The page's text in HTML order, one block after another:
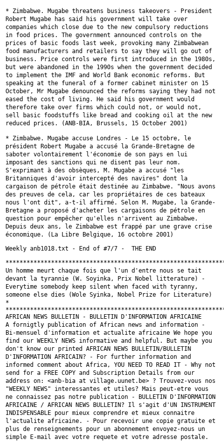
* Zimbabwe. Mugabe threatens business takeovers - President
Robert Mugabe
has said his government will take over
companies which close due to the new compulsory reductions
in food prices. The government announced controls on the
prices of basic foods last week, provoking many Zimbabwean
food manufacturers and retailers to say they will go out of
business. Price controls were first introduced in the 1980s,
but were abandoned in the 1990s when the government decided
to implement the IMF and World Bank economic reforms. But
speaking at the funeral of a former cabinet minister on 15
October, Mr Mugabe denounced the reforms saying they had not
eased the cost of living. He said his government would
therefore take over firms which could not, or would not,
sell basic foodstuffs like bread and cooking oil at the new
reduced prices. (ANB-BIA, Brussels, 15 October 2001)
* Zimbabwe. Mugabe accuse Londres - Le 15 octobre, le
président Robert Mugabe a accusé la Grande-Bretagne de
saboter volontairement l'économie de son pays en lui
imposant des sanctions qui ne disent pas leur nom.
S'exprimant à des obsèques, M. Mugabe a accusé "les
Britanniques d'avoir intercepté des navires" dont la
cargaison de pétrole était destinée au Zimbabwe. "Nous avons
des preuves de cela, car les propriétaires de ces
bateaux
nous l'ont dit", a-t-il affirmé. Selon M. Mugabe, la Grande-
Bretagne a proposé d'acheter les cargaisons de pétrole en
question pour empêcher qu'elles n'arrivent au Zimbabwe.
Depuis deux ans, le Zimbabwe est frappé par une grave crise
économique. (La Libre Belgique, 16 octobre 2001)
Weekly anb1018.txt - End of #7/7 -  THE END
Un homme meurt chaque fois que l'un d'entre nous se tait
devant la tyrannie
(W. Soyinka, Prix Nobel litterature) -
Everytime somebody keep silent when faced with tyranny,
someone else dies (Wole Syinka, Nobel Prize for Literature)
*
AFRICAN NEWS BULLETIN - BULLETIN D'INFORMATION AFRICAINE
A fornigtly publication of African news and information -
Bi-mensuel d'information et actualite africaine We hope you
find our WEEKLY NEWS informative and helpful. But maybe you
don't know our printed AFRICAN NEWS BULLETIN/BULLETIN
D'INFORMATION AFRICAIN? - For further information and
informed comment about Africa, YOU NEED TO READ IT - Why not
send for a FREE COPY and Subscription Details from our
address on: <anb-bia at village.uunet.be> ? Trouvez-vous nos
"WEEKLY NEWS" interessantes et utiles? Mais peut-etre vous
ne connaissez pas notre publication - BULLETIN D'INFORMATION
AFRICAINE / AFRICAN NEWS BULLETIN? Il s'agit d'UN INSTRUMENT
INDISPENSABLE pour mieux comprendre et mieux connaitre
l'actualite africaine. - Pour recevoir une copie gratuite et
plus de renseignements pour un abonnement envoyez-nous un
simple E-mail avec votre requete et votre adresse postale.